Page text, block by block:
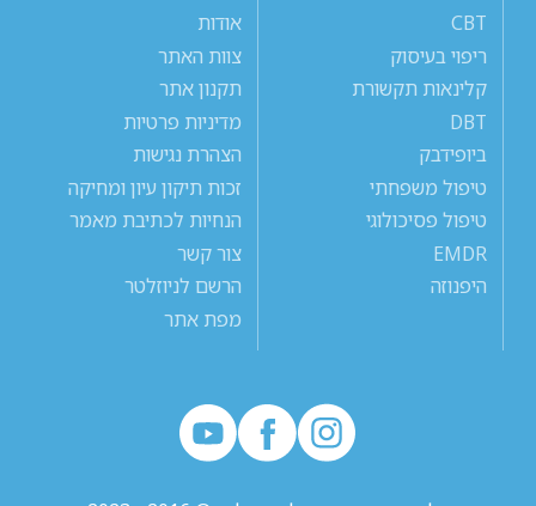
CBT
ריפוי בעיסוק
קלינאות תקשורת
DBT
ביופידבק
טיפול משפחתי
טיפול פסיכולוגי
EMDR
היפנוזה
אודות
צוות האתר
תקנון אתר
מדיניות פרטיות
הצהרת נגישות
זכות תיקון עיון ומחיקה
הנחיות לכתיבת מאמר
צור קשר
הרשם לניוזלטר
מפת אתר